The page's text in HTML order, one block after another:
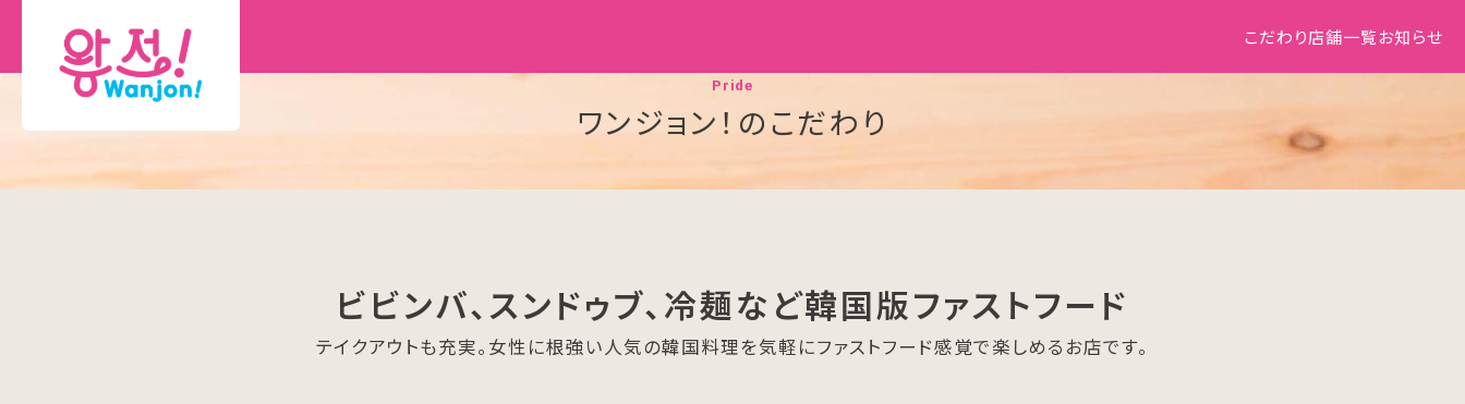
こだわり店舗一覧お知らせ
Pride
ワンジョン！のこだわり
ビビンバ、スンドゥブ、冷麺など韓国版ファストフード
テイクアウトも充実。女性に根強い人気の韓国料理を気軽にファストフード感覚で楽しめるお店です。